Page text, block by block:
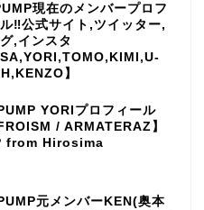
現在のメンバープロフ
‼公式サイト,ツイッター,
,インスタ
】
YORIプロフィール
/ ARMATERAZ】
from Hirosima
元メンバーKEN(奥本